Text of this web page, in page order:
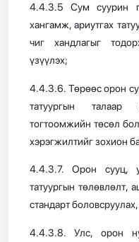
4.4.3.5 Сум суурин
хангамж, ариутгах
чиг хандлагыг
үзүүлэх;
4.4.3.6. Төрөөс орон
татуургын талаар
тогтоомжийн төсөл
хэрэгжилтийг зохион
4.4.3.7. Орон сууц,
татуургын төлөвлөлт,
стандарт
4.4.3.8. Улс, орон